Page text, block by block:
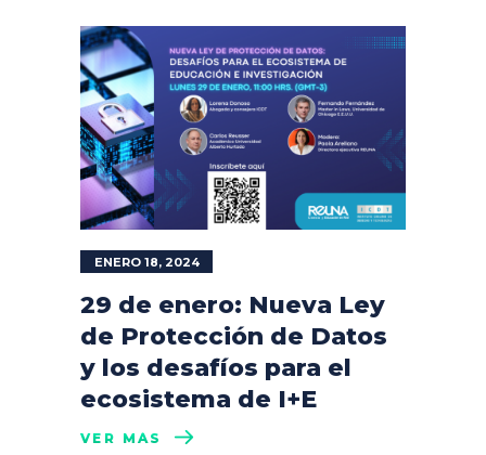
ENERO 18, 2024
29 de enero: Nueva Ley
de Protección de Datos
y los desafíos para el
ecosistema de I+E
VER MÁS